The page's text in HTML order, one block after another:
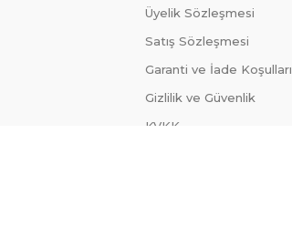
Üyelik Sözleşmesi
Satış Sözleşmesi
Garanti ve İade Koşulları
Gizlilik ve Güvenlik
KVKK